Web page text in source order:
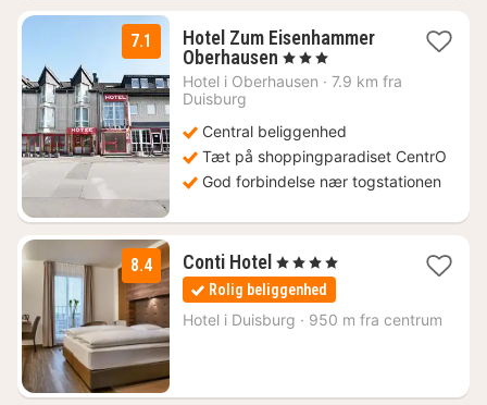
7.1
Hotel Zum Eisenhammer
Oberhausen 1
nat
kr.
, 3 Stjerner
Hotel i Oberhausen · 7.9 km fra
Duisburg
Central beliggenhed
Tæt på shoppingparadiset CentrO
God forbindelse nær togstationen
8.4 Conti Hotel 1
nat
fra
693
, 4 Stjerner
Rolig beliggenhed
Hotel i Duisburg · 950 m fra centrum